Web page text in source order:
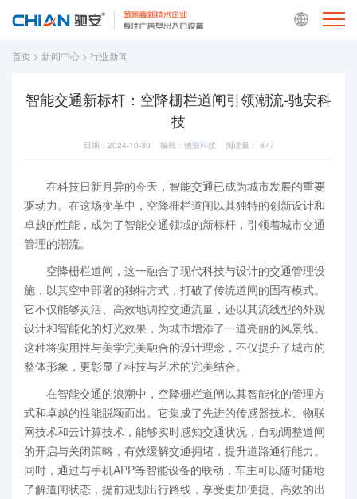
首页 > 新闻中心 > 行业新闻
智能交通新标杆：空降栅栏道闸引领潮流-驰安科
技
日期：2024-10-30 编辑：驰安科技 阅读量： 877
在科技日新月异的今天，智能交通已成为城市发展的重要
驱动力。在这场变革中，空降栅栏道闸以其独特的创新设计和
卓越的性能，成为了智能交通领域的新标杆，引领着城市交通
管理的潮流。
空降栅栏道闸，这一融合了现代科技与设计的交通管理设
施，以其空中部署的独特方式，打破了传统道闸的固有模式。
它不仅能够灵活、高效地调控交通流量，还以其流线型的外观
设计和智能化的灯光效果，为城市增添了一道亮丽的风景线。
这种将实用性与美学完美融合的设计理念，不仅提升了城市的
整体形象，更彰显了科技与艺术的完美结合。
在智能交通的浪潮中，空降栅栏道闸以其智能化的管理方
式和卓越的性能脱颖而出。它集成了先进的传感器技术、物联
网技术和云计算技术，能够实时感知交通状况，自动调整道闸
的开启与关闭策略，有效缓解交通拥堵，提升道路通行能力。
同时，通过与手机APP等智能设备的联动，车主可以随时随地
了解道闸状态，提前规划出行路线，享受更加便捷、高效的出